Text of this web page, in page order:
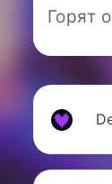
Горят